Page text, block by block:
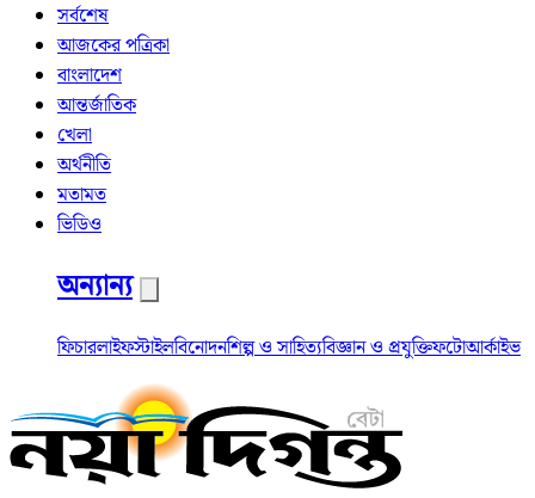
সর্বশেষ
আজকের পত্রিকা
বাংলাদেশ
আন্তর্জাতিক
খেলা
অর্থনীতি
মতামত
ভিডিও
অন্যান্য
ফিচারলাইফস্টাইলবিনোদনশিল্প ও সাহিত্যবিজ্ঞান ও প্রযুক্তিফটোআর্কাইভ